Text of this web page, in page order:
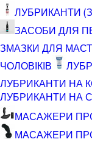
ЛУБРИКАНТИ
ЗАСОБИ ДЛЯ
ЗМАЗКИ ДЛЯ
ЧОЛОВІКІВ
ЛУБРИКАНТИ НА
ЛУБРИКАНТИ НА
МАСАЖЕРИ
МАСАЖЕРИ